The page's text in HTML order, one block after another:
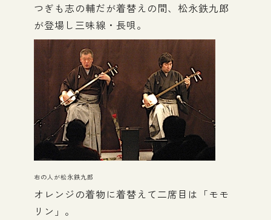
つぎも志の輔だが着替えの間、松永鉄九郎
が登場し三味線・長唄。
右の人が松永鉄九郎
オレンジの着物に着替えて二席目は「モモ
リン」。